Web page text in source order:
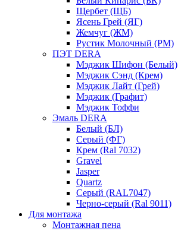
Щербет (ЩБ)
Ясень Грей (ЯГ)
Жемчуг (ЖМ)
Рустик Молочный (РМ)
ПЭТ DERA
Мэджик Шифон (Белый)
Мэджик Сэнд (Крем)
Мэджик Лайт (Грей)
Мэджик (Графит)
Мэджик Тоффи
Эмаль DERA
Белый (БЛ)
Серый (ФГ)
Крем (Ral 7032)
Gravel
Jasper
Quartz
Серый (RAL7047)
Черно-серый (Ral 9011)
Для монтажа
Монтажная пена